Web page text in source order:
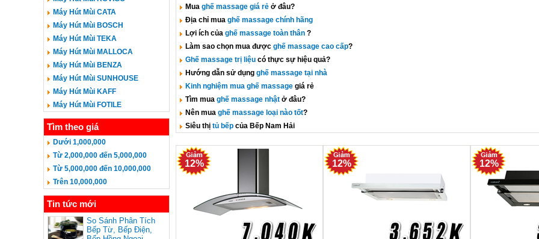
Máy Hút Mùi CATA
Máy Hút Mùi BOSCH
Máy Hút Mùi TEKA
Máy Hút Mùi MALLOCA
Máy Hút Mùi BENZA
Máy Hút Mùi SUNHOUSE
Máy Hút Mùi KAFF
Máy Hút Mùi FOTILE
Tìm theo giá
Dưới 1,000,000
Từ 2,000,000 đến 5,000,000
Từ 5,000,000 đến 10,000,000
Trên 10,000,000
Tin tức mới
So Sánh Phân Tích
Bếp Từ, Bếp Điện,
Mua ghế massage giá rẻ ở đâu?
Địa chỉ mua ghế massage chính hãng
Lợi ích của ghế massage toàn thân ?
Làm sao chọn mua được ghế massage cao cấp?
Ghế massage trị liệu có thực sự hiệu quả?
Hướng dẫn sử dụng ghế massage tại nhà
Kinh nghiệm mua ghế massage giá rẻ
Tìm mua ghế massage nhật ở đâu?
Nên mua ghế massage loại nào tốt?
Siêu thị tủ bếp của Bếp Nam Hải
12% 12% 12%